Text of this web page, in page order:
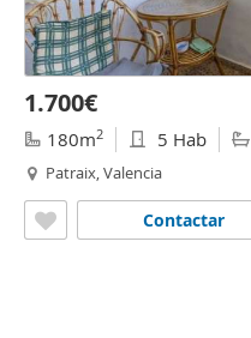
1.700€
180m2 5 Hab
Patraix, Valencia
Contactar